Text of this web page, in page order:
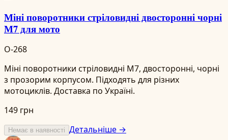
Міні поворотники стріловидні двосторонні чорні
М7 для мото
O-268
Міні поворотники стріловидні М7, двосторонні, чорні
з прозорим корпусом. Підходять для різних
мотоциклів. Доставка по Україні.
149 грн
Немає в наявності Детальніше →